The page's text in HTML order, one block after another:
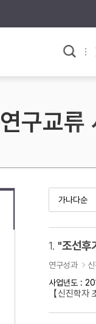
으로 본
구교류
1.
연구성과
사업년도 :
【신진학